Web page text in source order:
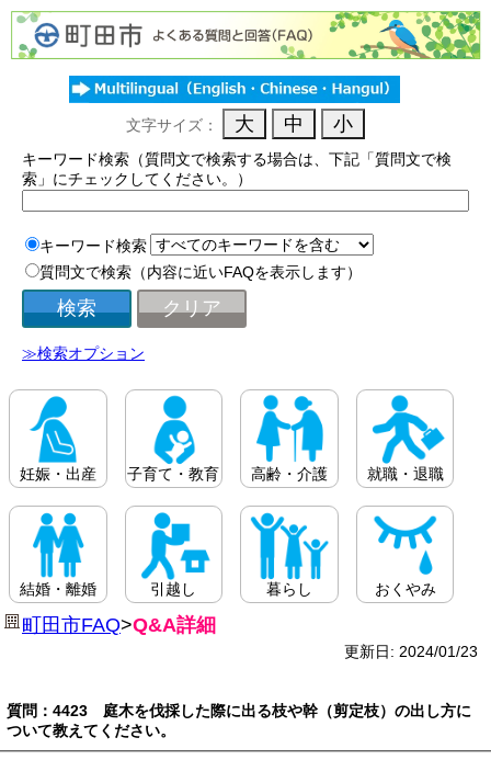
文字サイズ：
キーワード検索（質問文で検索する場合は、下記「質問文で検
索」にチェックしてください。）
キーワード検索
質問文で検索（内容に近いFAQを表示します）
≫検索オプション
妊娠・出産 子育て・教育 高齢・介護 就職・退職
結婚・離婚 引越し 暮らし おくやみ
町田市FAQ>Q&A詳細
更新日: 2024/01/23
質問：4423 庭木を伐採した際に出る枝や幹（剪定枝）の出し方に
ついて教えてください。